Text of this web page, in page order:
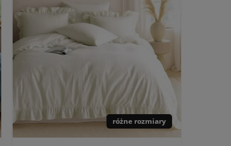
różne rozmiary